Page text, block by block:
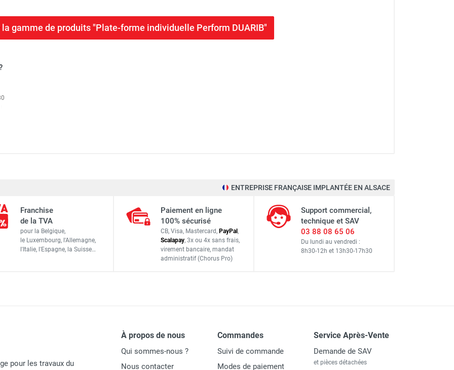
gamme de produits "Plate-forme individuelle Perform DUARIB"
1,45 m
3,45 m
25,4 kg
avec stabilisateurs PERFORM 5 marches - DUARIB
sans stabilisateurs PERFORM 4 marches - DUARIB
ENTREPRISE FRANÇAISE IMPLANTÉE EN ALSACE
Franchise
de la TVA
pour la Belgique,
le Luxembourg, l'Allemagne,
l'Italie, l'Espagne, la Suisse…
Paiement en ligne
100% sécurisé
CB, Visa, Mastercard, PayPal,
Scalapay, 3x ou 4x sans frais,
virement bancaire, mandat
administratif (Chorus Pro)
Support commercial,
technique et SAV
03 88 08 65 06
Du lundi au vendredi :
8h30-12h et 13h30-17h30
pour les travaux du
À propos de nous
Qui sommes-nous ?
Nous contacter
Commandes
Suivi de commande
Modes de paiement
Service Après-Vente
Demande de SAV
et pièces détachées